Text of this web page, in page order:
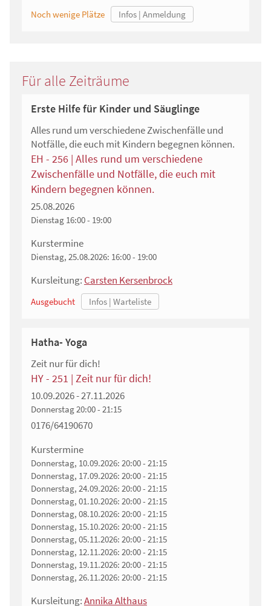
Noch wenige Plätze
Für alle Zeiträume
Erste Hilfe für Kinder und Säuglinge
Alles rund um verschiedene Zwischenfälle und
Notfälle, die euch mit Kindern begegnen können.
EH - 256 | Alles rund um verschiedene
Zwischenfälle und Notfälle, die euch mit
Kindern begegnen können.
25.08.2026
Dienstag 16:00 - 19:00
Kurstermine
Dienstag, 25.08.2026: 16:00 - 19:00
Kursleitung: Carsten Kersenbrock
Ausgebucht
Hatha- Yoga
Zeit nur für dich!
HY - 251 | Zeit nur für dich!
10.09.2026 - 27.11.2026
Donnerstag20:00 - 21:15
0176/64190670
Kurstermine
Donnerstag, 10.09.2026: 20:00 - 21:15
Donnerstag, 17.09.2026: 20:00 - 21:15
Donnerstag, 24.09.2026: 20:00 - 21:15
Donnerstag, 01.10.2026: 20:00 - 21:15
Donnerstag, 08.10.2026: 20:00 - 21:15
Donnerstag, 15.10.2026: 20:00 - 21:15
Donnerstag, 05.11.2026: 20:00 - 21:15
Donnerstag, 12.11.2026: 20:00 - 21:15
Donnerstag, 19.11.2026: 20:00 - 21:15
Donnerstag, 26.11.2026: 20:00 - 21:15
Kursleitung:Annika Althaus